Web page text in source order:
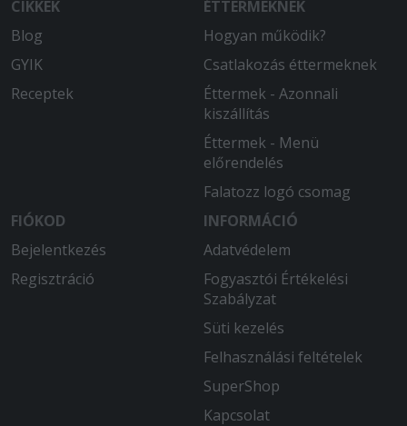
CIKKEK
Blog
GYIK
Receptek
ÉTTERMEKNEK
Hogyan működik?
Csatlakozás éttermeknek
Éttermek - Azonnali
kiszállítás
Éttermek - Menü
előrendelés
Falatozz logó csomag
FIÓKOD
Bejelentkezés
Regisztráció
INFORMÁCIÓ
Adatvédelem
Fogyasztói Értékelési
Szabályzat
Süti kezelés
Felhasználási feltételek
SuperShop
Kapcsolat